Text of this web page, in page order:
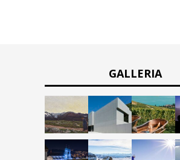
GALLERIA